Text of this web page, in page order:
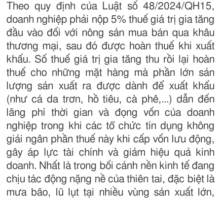
Theo quy định của Luật số 48/2024/QH15,
doanh nghiệp phải nộp 5% thuế giá trị gia tăng
đầu vào đối với nông sản mua bán qua khâu
thương mại, sau đó được hoàn thuế khi xuất
khẩu. Số thuế giá trị gia tăng thu rồi lại hoàn
thuế cho những mặt hàng mà phần lớn sản
lượng sản xuất ra được dành để xuất khẩu
(như cá da trơn, hồ tiêu, cà phê,...) dẫn đến
lãng phí thời gian và đọng vốn của doanh
nghiệp trong khi các tổ chức tín dụng không
giải ngân phần thuế này khi cấp vốn lưu động,
gây áp lực tài chính và giảm hiệu quả kinh
doanh. Nhất là trong bối cảnh nền kinh tế đang
chịu tác động nặng nề của thiên tai, đặc biệt là
mưa bão, lũ lụt tại nhiều vùng sản xuất lớn,